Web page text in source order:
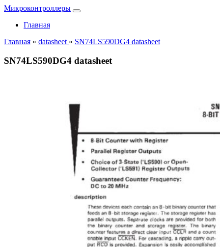
Микроконтроллеры
Главная
Главная » datasheet » SN74LS590DG4 datasheet
SN74LS590DG4 datasheet